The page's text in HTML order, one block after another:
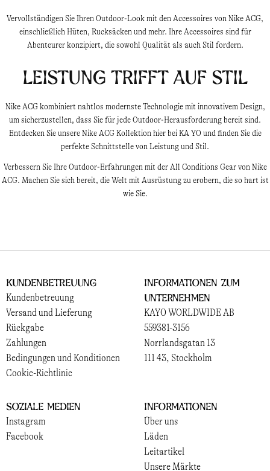
Vervollständigen Sie Ihren Outdoor-Look mit den Accessoires von Nike ACG,
einschließlich Hüten, Rucksäcken und mehr. Ihre Accessoires sind für
Abenteurer konzipiert, die sowohl Qualität als auch Stil fordern.
Leistung trifft auf Stil
Nike ACG kombiniert nahtlos modernste Technologie mit innovativem Design,
um sicherzustellen, dass Sie für jede Outdoor-Herausforderung bereit sind.
Entdecken Sie unsere Nike ACG Kollektion hier bei KA YO und finden Sie die
perfekte Schnittstelle von Leistung und Stil.
Verbessern Sie Ihre Outdoor-Erfahrungen mit der All Conditions Gear von Nike
ACG. Machen Sie sich bereit, die Welt mit Ausrüstung zu erobern, die so hart ist
wie Sie.
Kundenbetreuung
Kundenbetreuung
Versand und Lieferung
Rückgabe
Zahlungen
Bedingungen und Konditionen
Cookie-Richtlinie
Informationen zum
Unternehmen
KAYO WORLDWIDE AB
559381-3156
Norrlandsgatan 13
111 43, Stockholm
Soziale Medien
Instagram
Facebook
Informationen
Über uns
Läden
Leitartikel
Unsere Märkte